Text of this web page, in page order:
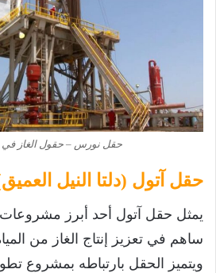
حقل نورس – حقول الغاز في
حقل آتول (دلتا النيل
يمثل حقل آتول أحد أبرز مشروعات
ساهم في تعزيز إنتاج الغاز من
ويتميز الحقل بارتباطه بمشروع